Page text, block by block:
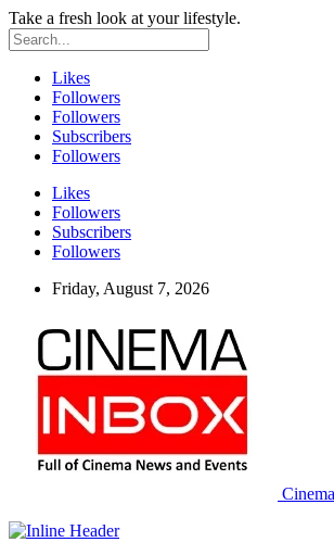
Take a fresh look at your lifestyle.
Likes
Followers
Followers
Subscribers
Followers
Likes
Followers
Subscribers
Followers
Friday, August 7, 2026